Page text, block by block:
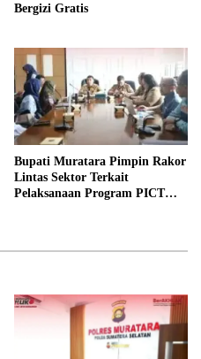
Bergizi Gratis
Bupati Muratara Pimpin Rakor
Lintas Sektor Terkait
Pelaksanaan Program PICT